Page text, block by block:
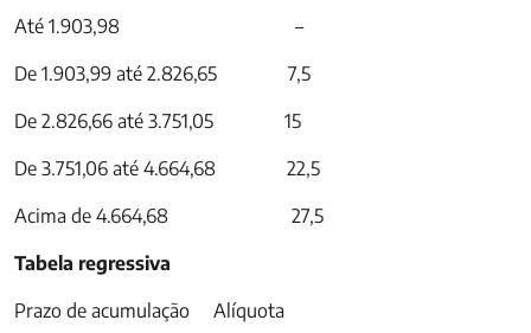
Até 1.903,98 –
De 1.903,99 até 2.826,65 7,5
De 2.826,66 até 3.751,05 15
De 3.751,06 até 4.664,68 22,5
Acima de 4.664,68 27,5
Tabela regressiva
Prazo de acumulação Alíquota